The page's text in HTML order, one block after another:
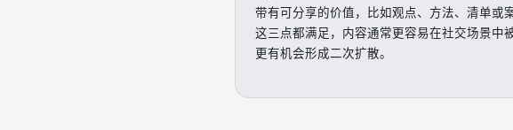
带有可分享的价值，比如观点、方法、清单或
这三点都满足，内容通常更容易在社交场景中
更有机会形成二次扩散。